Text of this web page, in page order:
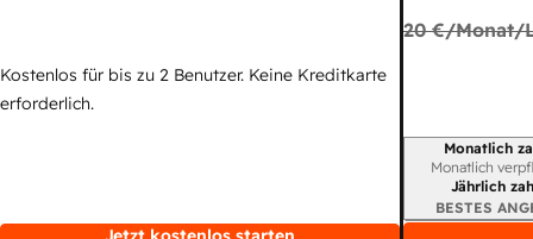
Kostenlos für bis zu 2 Benutzer. Keine Kreditkarte
erforderlich.
20 €/Monat/
Monatlich
Monatlich
Jährlich
BESTES